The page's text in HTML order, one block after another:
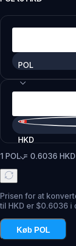
POL
HKD
1 POL= 0.6036 HKD
Prisen for at
til HKD er $0.6036 i
Køb POL